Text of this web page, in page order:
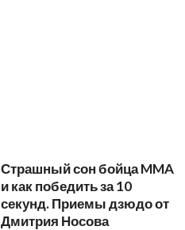
Страшный сон бойца MMA
и как победить за 10
секунд. Приемы дзюдо от
Дмитрия Носова